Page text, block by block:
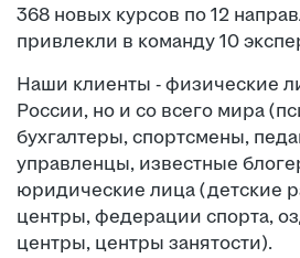
368 новых курсов по 12
привлекли в команду 10
Наши клиенты - физические
России, но и со всего мира
бухгалтеры, спортсмены,
управленцы, известные
юридические лица (детские
центры, федерации спорта,
центры, центры занятости).